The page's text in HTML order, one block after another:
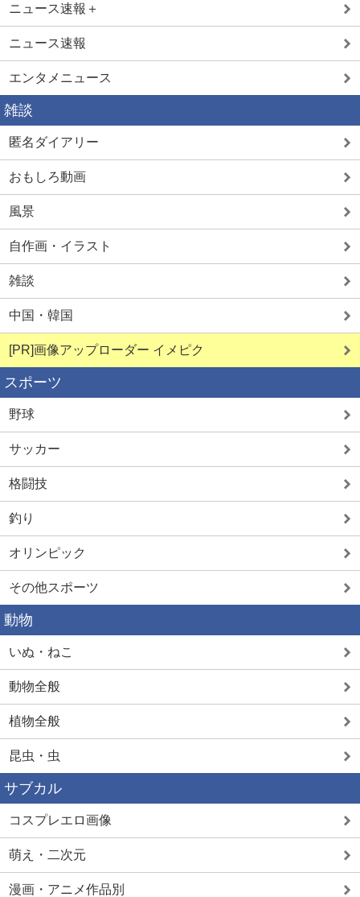
詳しく見る
学生とヤレる
詳しく見る
ニュース速報＋
ニュース速報
エンタメニュース
雑談
匿名ダイアリー
おもしろ動画
風景
自作画・イラスト
雑談
中国・韓国
[PR]画像アップローダー イメピク
スポーツ
野球
サッカー
格闘技
釣り
オリンピック
その他スポーツ
動物
いぬ・ねこ
動物全般
植物全般
昆虫・虫
サブカル
コスプレエロ画像
萌え・二次元
漫画・アニメ作品別